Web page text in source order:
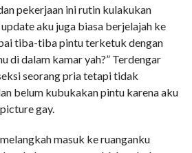
pekerjaan ini rutin kulakukan
aku juga biasa berjelajah ke
tiba-tiba pintu terketuk dengan
di dalam kamar yah?” Terdengar
seorang pria tetapi tidak
belum kubukakan pintu karena aku
gay.
masuk ke ruanganku